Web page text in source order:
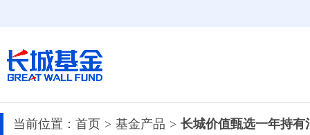
当前位置： 首页 基金产品 长城价值甄选一年持有